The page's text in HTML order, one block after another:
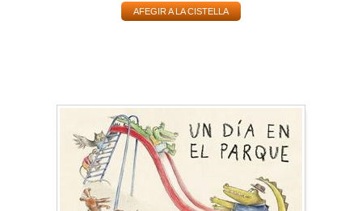
AFEGIR A LA CISTELLA